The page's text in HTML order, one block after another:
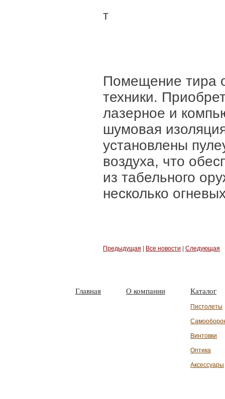
т
Помещение тира
техники.
лазерное и
шумовая
установлены
воздуха, что
из табельного
несколько
Предыдущая Все новости Следующая
Главная О компании Каталог
Пистолеты
Винтовки
Оптика
Аксессуары